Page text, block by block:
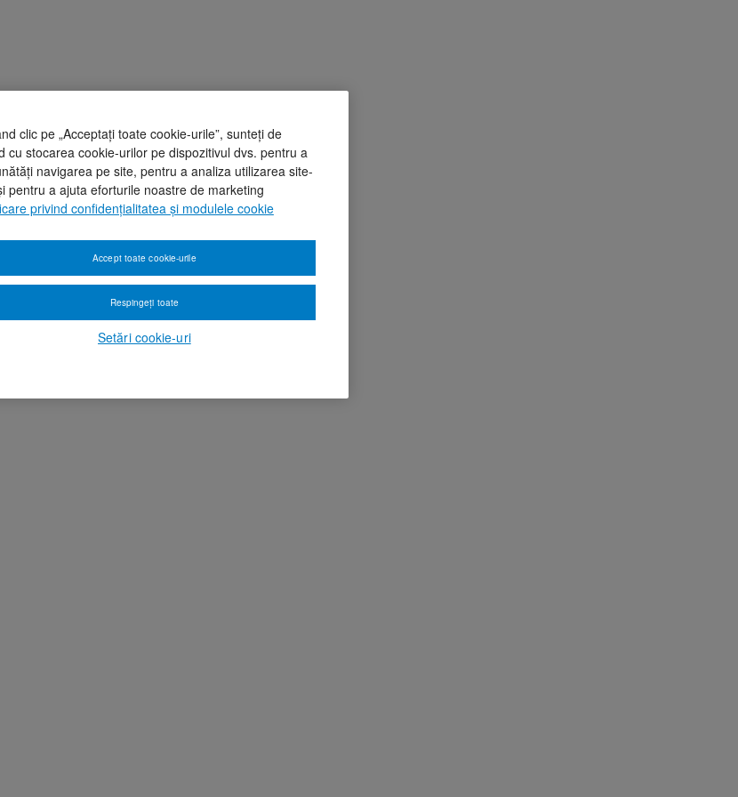
clic pe „Acceptați toate cookie-urile”, sunteți de
cu stocarea cookie-urilor pe dispozitivul dvs. pentru a
navigarea pe site, pentru a analiza utilizarea site-
pentru a ajuta eforturile noastre de marketing
privind confidențialitatea și modulele cookie
Setări cookie-uri
Respingeți toate
Accept toate cookie-urile